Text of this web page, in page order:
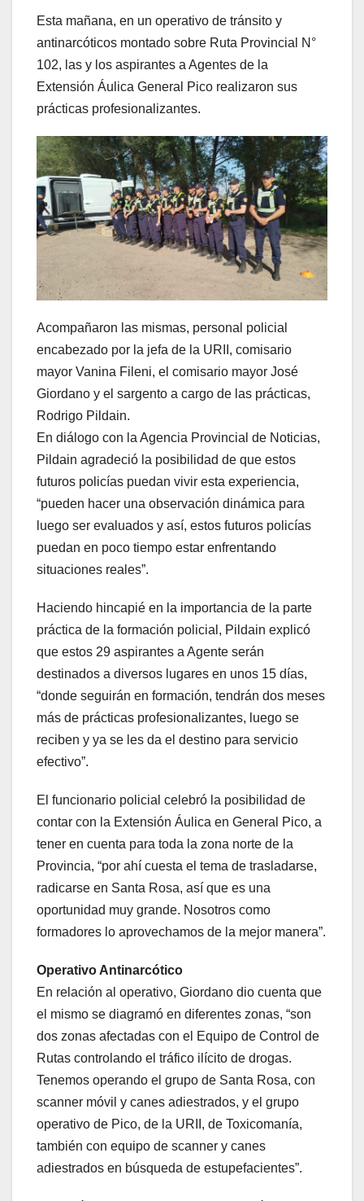
Esta mañana, en un operativo de tránsito y
antinarcóticos montado sobre Ruta Provincial N°
102, las y los aspirantes a Agentes de la
Extensión Áulica General Pico realizaron sus
prácticas profesionalizantes.
Acompañaron las mismas, personal policial
encabezado por la jefa de la URII, comisario
mayor Vanina Fileni, el comisario mayor José
Giordano y el sargento a cargo de las prácticas,
Rodrigo Pildain.
En diálogo con la Agencia Provincial de Noticias,
Pildain agradeció la posibilidad de que estos
futuros policías puedan vivir esta experiencia,
“pueden hacer una observación dinámica para
luego ser evaluados y así, estos futuros policías
puedan en poco tiempo estar enfrentando
situaciones reales”.
Haciendo hincapié en la importancia de la parte
práctica de la formación policial, Pildain explicó
que estos 29 aspirantes a Agente serán
destinados a diversos lugares en unos 15 días,
“donde seguirán en formación, tendrán dos meses
más de prácticas profesionalizantes, luego se
reciben y ya se les da el destino para servicio
efectivo”.
El funcionario policial celebró la posibilidad de
contar con la Extensión Áulica en General Pico, a
tener en cuenta para toda la zona norte de la
Provincia, “por ahí cuesta el tema de trasladarse,
radicarse en Santa Rosa, así que es una
oportunidad muy grande. Nosotros como
formadores lo aprovechamos de la mejor manera”.
Operativo Antinarcótico
En relación al operativo, Giordano dio cuenta que
el mismo se diagramó en diferentes zonas, “son
dos zonas afectadas con el Equipo de Control de
Rutas controlando el tráfico ilícito de drogas.
Tenemos operando el grupo de Santa Rosa, con
scanner móvil y canes adiestrados, y el grupo
operativo de Pico, de la URII, de Toxicomanía,
también con equipo de scanner y canes
adiestrados en búsqueda de estupefacientes”.